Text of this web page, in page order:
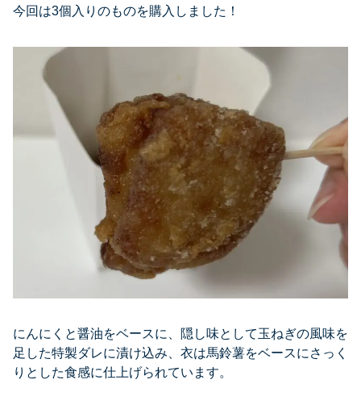
今回は3個入りのものを購入しました！
にんにくと醤油をベースに、隠し味として玉ねぎの風味を
足した特製ダレに漬け込み、衣は馬鈴薯をベースにさっく
りとした食感に仕上げられています。